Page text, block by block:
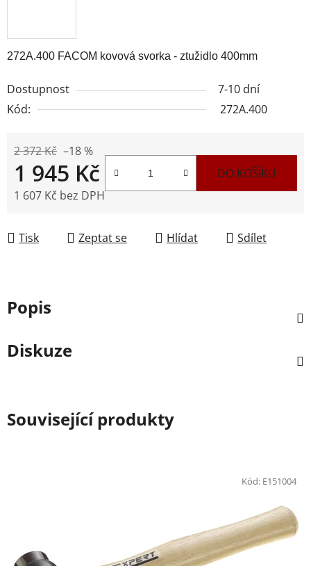
272A.400 FACOM kovová svorka - ztužidlo 400mm
Dostupnost
7-10 dní
Kód:
272A.400
2 372 Kč –18 %
1 945 Kč
1 607 Kč bez DPH
DO KOŠÍKU
Tisk Zeptat se Hlídat Sdílet
Popis
Diskuze
Související produkty
Kód: E151004